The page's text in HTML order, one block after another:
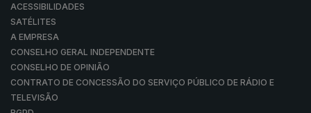
ACESSIBILIDADES
SATÉLITES
A EMPRESA
CONSELHO GERAL INDEPENDENTE
CONSELHO DE OPINIÃO
CONTRATO DE CONCESSÃO DO SERVIÇO PÚBLICO DE RÁDIO E
TELEVISÃO